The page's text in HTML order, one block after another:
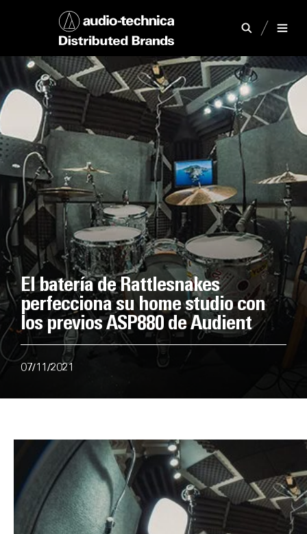
El batería de Rattlesnakes
perfecciona su home studio con
los previos ASP880 de Audient
07/11/2021